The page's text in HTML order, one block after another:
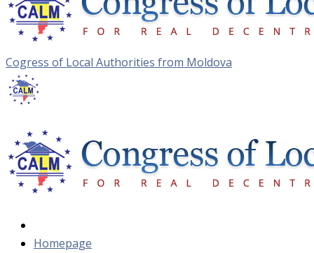
Cogress of Local Authorities from Moldova
Homepage